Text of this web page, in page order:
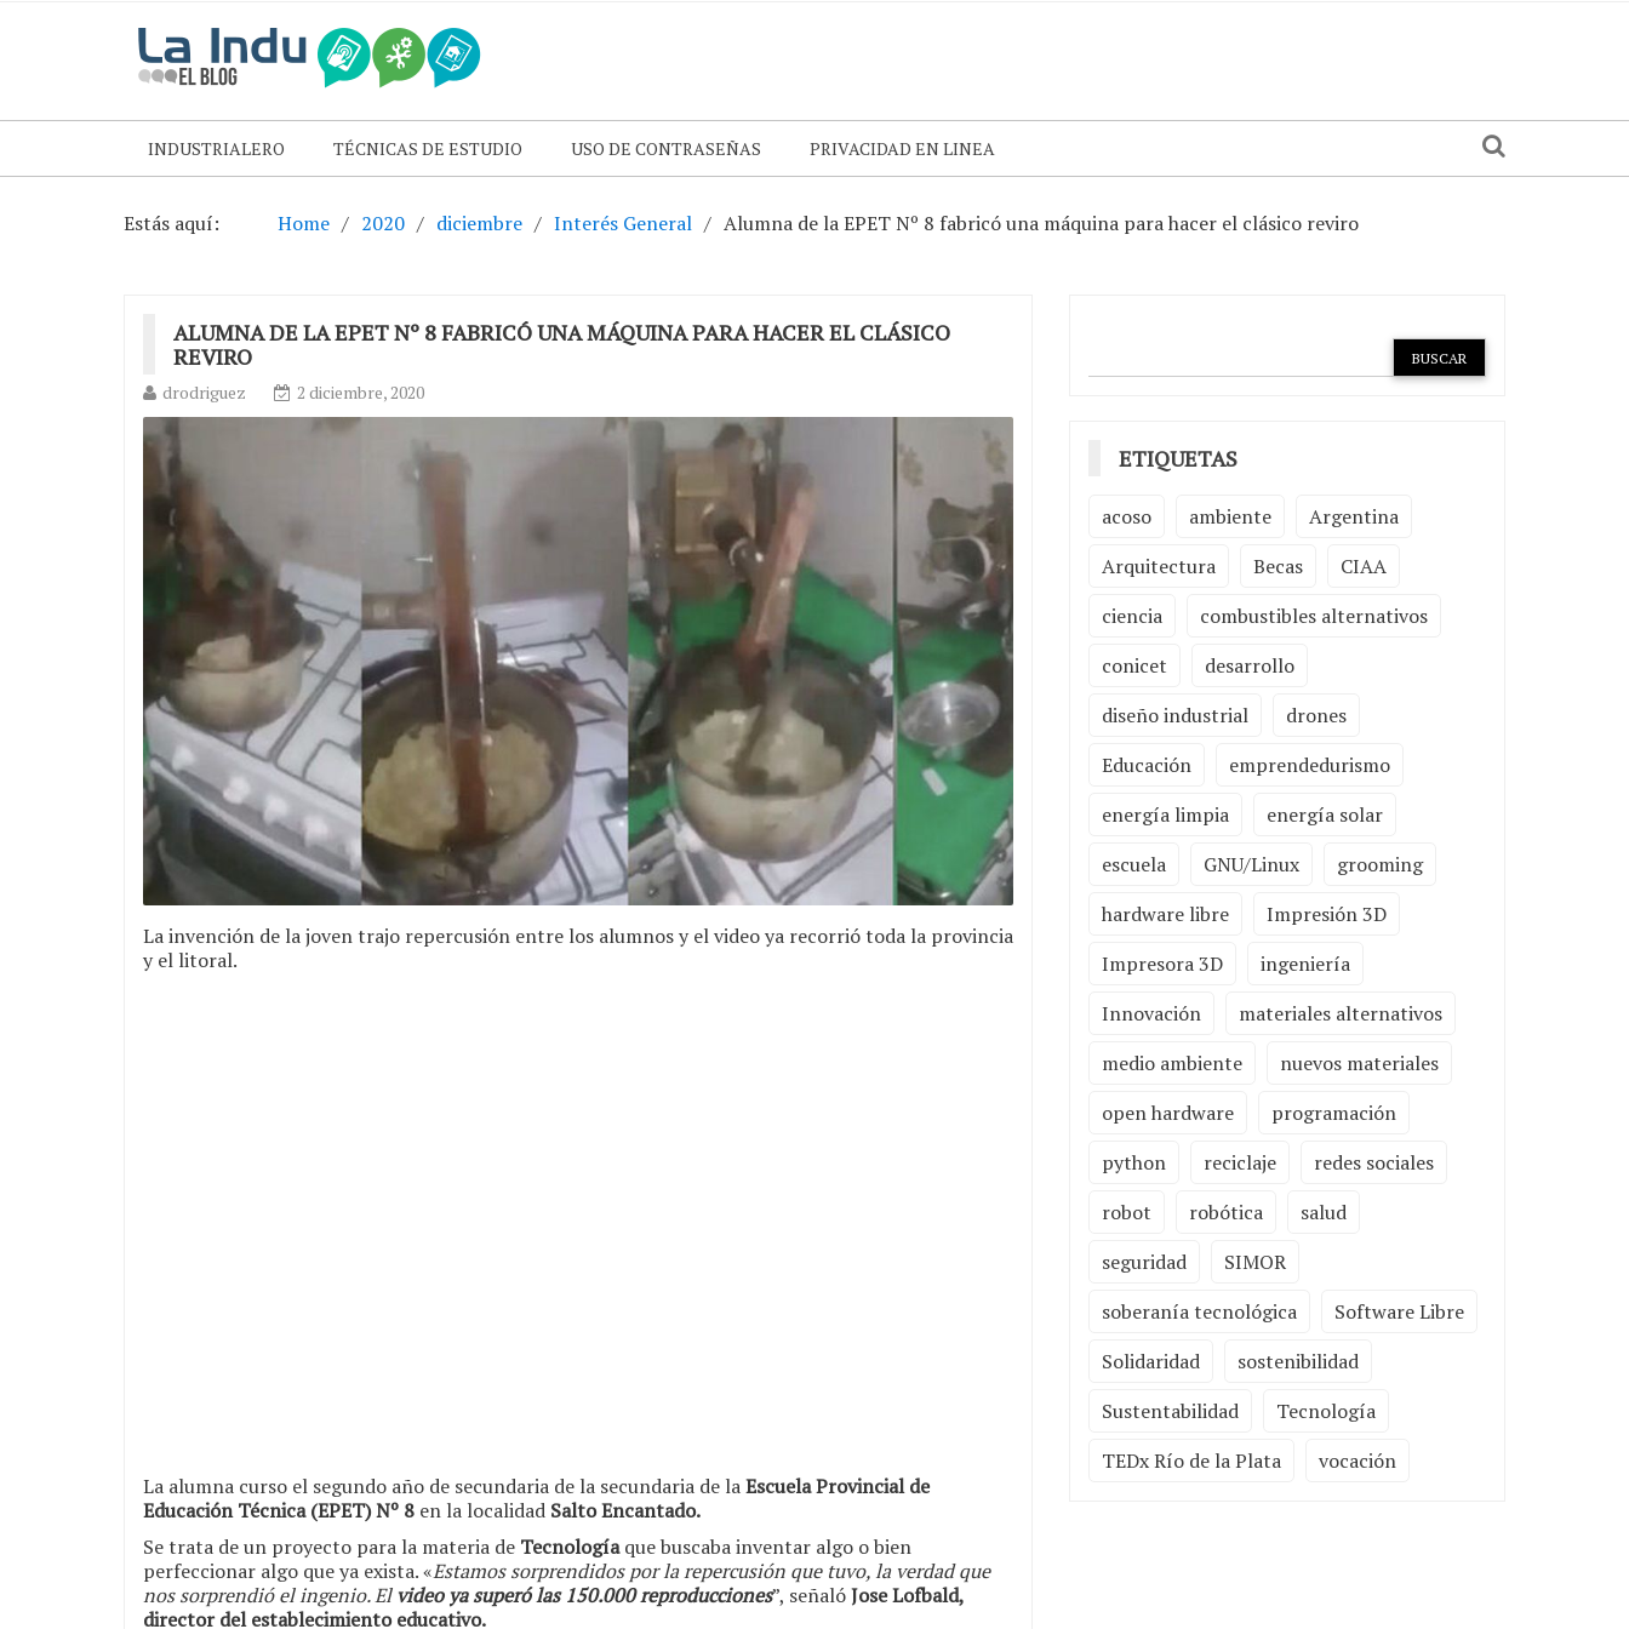
INDUSTRIALERO TÉCNICAS DE ESTUDIO USO DE CONTRASEÑAS PRIVACIDAD EN LINEA
Estás aquí: Home 2020 diciembre Interés General Alumna de la EPET Nº 8 fabricó una máquina para hacer el clásico reviro
ALUMNA DE LA EPET Nº 8 FABRICÓ UNA MÁQUINA PARA HACER EL CLÁSICO
REVIRO
drodriguez 2 diciembre, 2020
La invención de la joven trajo repercusión entre los alumnos y el video ya recorrió toda la provincia
y el litoral.
La alumna curso el segundo año de secundaria de la secundaria de laEscuela Provincial de
Educación Técnica (EPET) Nº 8 en la localidad Salto Encantado.
Se trata de un proyecto para la materia de Tecnologíaque buscaba inventar algo o bien
perfeccionar algo que ya exista. «Estamos sorprendidos por la repercusión que tuvo, la verdad que
nos sorprendió el ingenio. Elvideo ya superó las 150.000 reproducciones”, señalóJose Lofbald,
director del establecimiento educativo.
ETIQUETAS
acoso ambiente
Argentina
Arquitectura
Becas
CIAA
ciencia
combustibles alternativos
conicet
desarrollo
diseño industrial
drones
Educación
emprendedurismo
energía limpia
energía solar
escuela
GNU/Linux
grooming
hardware libre
Impresión 3D
Impresora 3D
ingeniería
Innovación
materiales alternativos
medio ambiente
nuevos materiales
open hardware
programación
python
reciclaje
redes sociales
robot
robótica
salud
seguridad
SIMOR
soberanía tecnológica
Software Libre
Solidaridad
sostenibilidad
Sustentabilidad
Tecnología
TEDx Río de la Plata
vocación